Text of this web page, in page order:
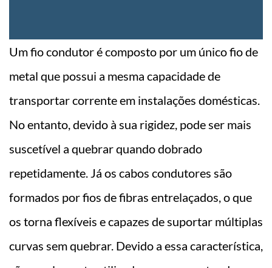
Um fio condutor é composto por um único fio de
metal que possui a mesma capacidade de
transportar corrente em instalações domésticas.
No entanto, devido à sua rigidez, pode ser mais
suscetível a quebrar quando dobrado
repetidamente. Já os cabos condutores são
formados por fios de fibras entrelaçados, o que
os torna flexíveis e capazes de suportar múltiplas
curvas sem quebrar. Devido a essa característica,